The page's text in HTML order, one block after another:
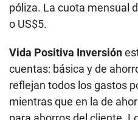
póliza. La cuota mensual
o US$5.
Vida Positiva Inversión
cuentas: básica y de
reflejan todos los gastos
mientras que en la de